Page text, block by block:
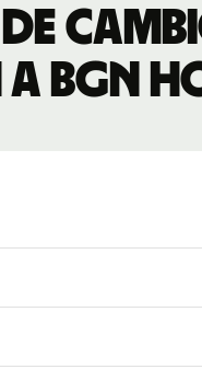
a BGN